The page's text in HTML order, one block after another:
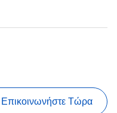
Επικοινωνήστε Τώρα